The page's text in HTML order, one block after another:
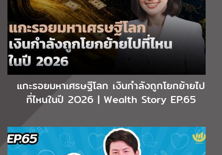
แกะรอยมหาเศรษฐีโลก เงินกำลังถูกโยกย้ายไป
ที่ไหนในปี 2O26 | Wealth Story EP.65